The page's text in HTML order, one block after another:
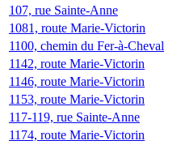
107, rue Sainte-Anne
1081, route Marie-Victorin
1100, chemin du Fer-à-Cheval
1142, route Marie-Victorin
1146, route Marie-Victorin
1153, route Marie-Victorin
117-119, rue Sainte-Anne
1174, route Marie-Victorin